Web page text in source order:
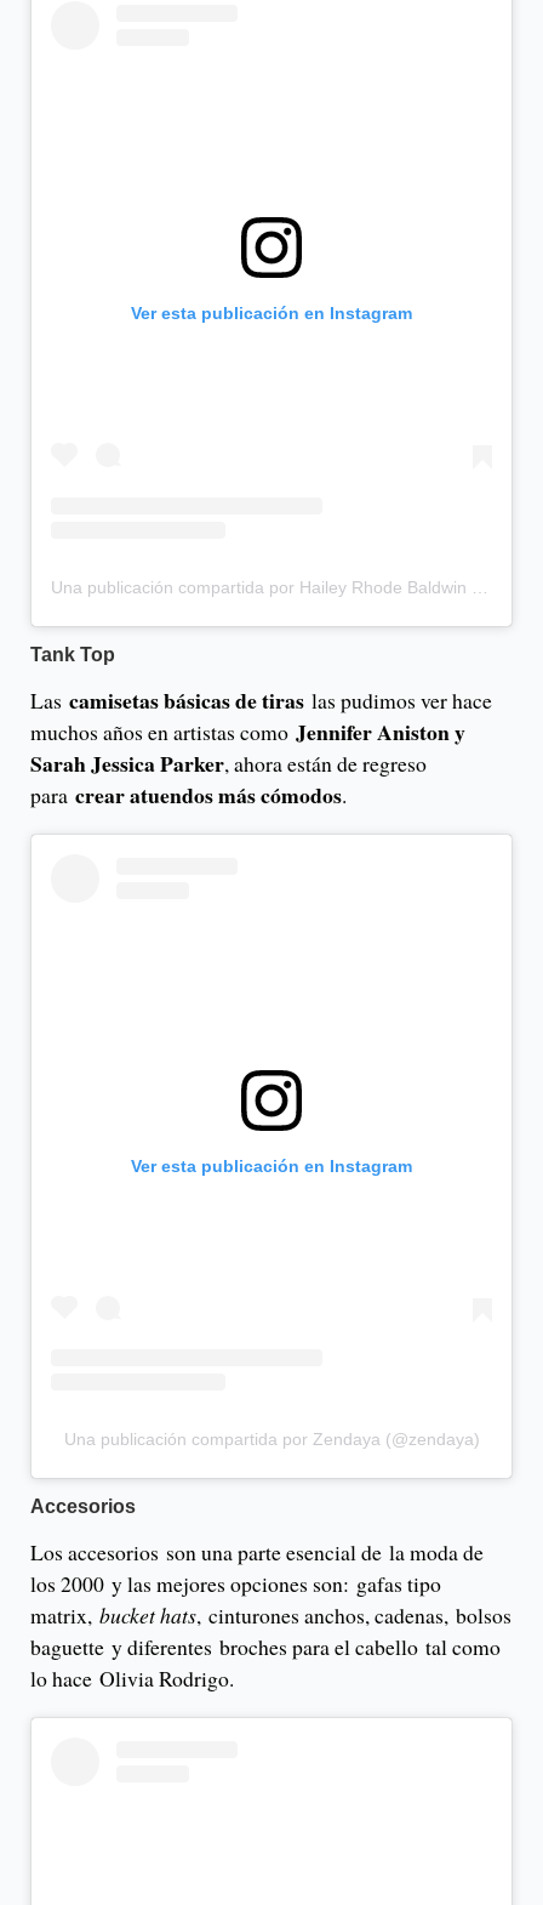
Ver esta publicación en Instagram
Tank Top
Las camisetas básicas de tiras las pudimos ver hace
muchos años en artistas como Jennifer Aniston y
Sarah Jessica Parker, ahora están de regreso
para crear atuendos más cómodos.
Ver esta publicación en Instagram
Una publicación compartida por Zendaya (@zendaya)
Accesorios
Los accesorios son una parte esencial de la moda de
los 2000 y las mejores opciones son: gafas tipo
matrix, bucket hats, cinturones anchos, cadenas, bolsos
baguette y diferentes broches para el cabello tal como
lo hace Olivia Rodrigo.